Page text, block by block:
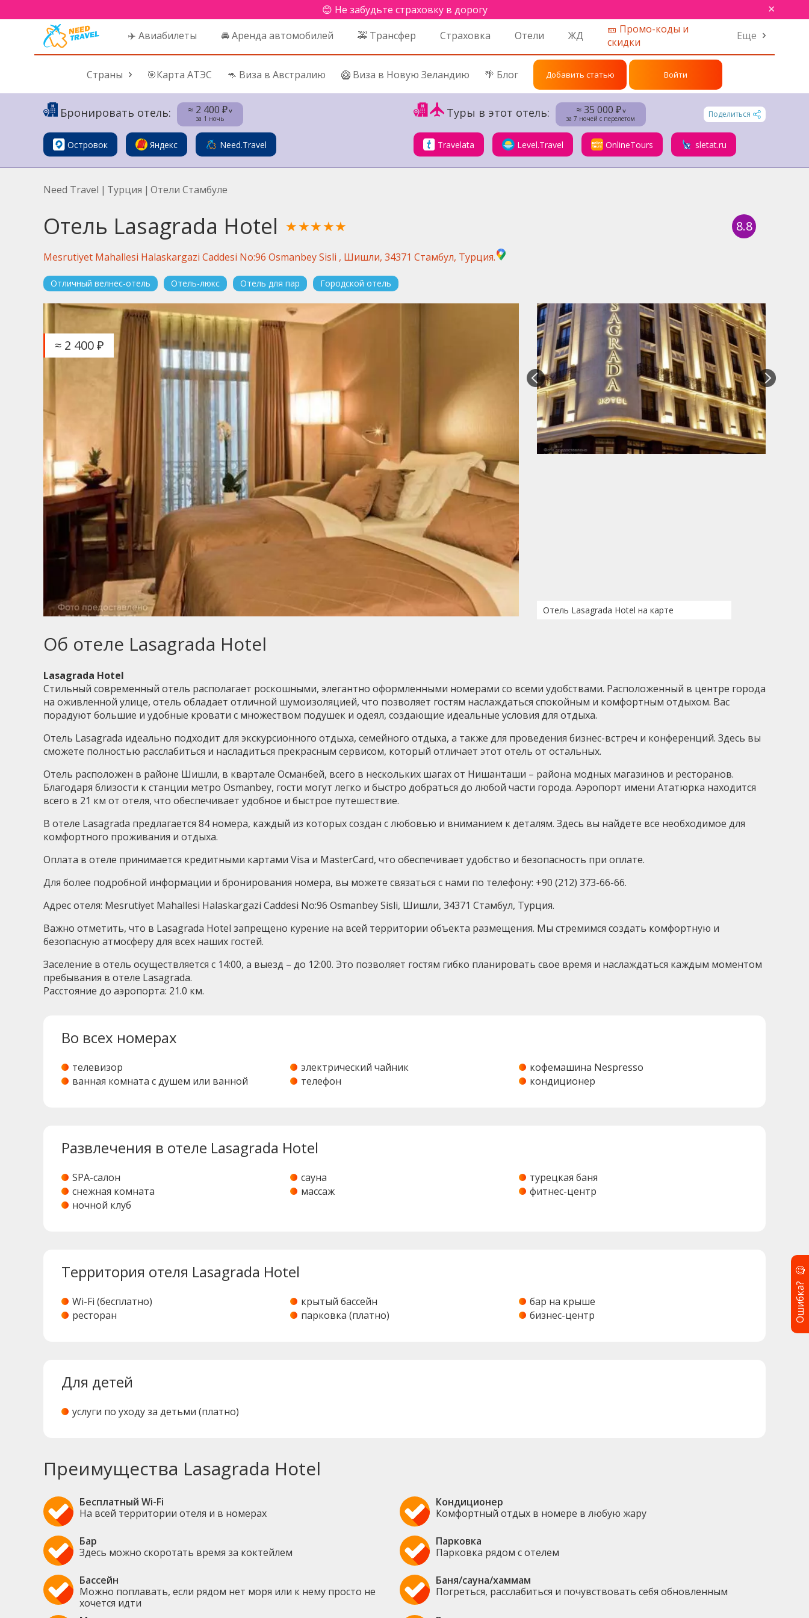
😊 Не забудьте страховку в дорогу ×
✈️ Авиабилеты 🚘 Аренда автомобилей 🚕 Трансфер Страховка Отели ЖД
🎫 Промо-коды и
скидки
Еще
Страны 🎯Карта АТЭС 🦘 Виза в Австралию 🥝 Виза в Новую Зеландию 🌴 Блог Добавить статью Войти
Бронировать отель: ≈ 2 400 ₽˅
за 1 ночь
Островок Яндекс Need.Travel
Туры в этот отель: ≈ 35 000 ₽˅
за 7 ночей с перелетом
Поделиться
Travelata Level.Travel OnlineTours sletat.ru
Need Travel | Турция | Отели Стамбуле
Отель Lasagrada Hotel ★★★★★ 8.8
Mesrutiyet Mahallesi Halaskargazi Caddesi No:96 Osmanbey Sisli , Шишли, 34371 Стамбул, Турция.
Отличный велнес-отель Отель-люкс Отель для пар Городской отель
≈ 2 400 ₽
Отель Lasagrada Hotel на карте
Об отеле Lasagrada Hotel
Lasagrada Hotel
Стильный современный отель располагает роскошными, элегантно оформленными номерами со всеми удобствами. Расположенный в центре города
на оживленной улице, отель обладает отличной шумоизоляцией, что позволяет гостям наслаждаться спокойным и комфортным отдыхом. Вас
порадуют большие и удобные кровати с множеством подушек и одеял, создающие идеальные условия для отдыха.
Отель Lasagrada идеально подходит для экскурсионного отдыха, семейного отдыха, а также для проведения бизнес-встреч и конференций. Здесь вы
сможете полностью расслабиться и насладиться прекрасным сервисом, который отличает этот отель от остальных.
Отель расположен в районе Шишли, в квартале Османбей, всего в нескольких шагах от Нишанташи – района модных магазинов и ресторанов.
Благодаря близости к станции метро Osmanbey, гости могут легко и быстро добраться до любой части города. Аэропорт имени Ататюрка находится
всего в 21 км от отеля, что обеспечивает удобное и быстрое путешествие.
В отеле Lasagrada предлагается 84 номера, каждый из которых создан с любовью и вниманием к деталям. Здесь вы найдете все необходимое для
комфортного проживания и отдыха.
Оплата в отеле принимается кредитными картами Visa и MasterCard, что обеспечивает удобство и безопасность при оплате.
Для более подробной информации и бронирования номера, вы можете связаться с нами по телефону: +90 (212) 373-66-66.
Адрес отеля: Mesrutiyet Mahallesi Halaskargazi Caddesi No:96 Osmanbey Sisli, Шишли, 34371 Стамбул, Турция.
Важно отметить, что в Lasagrada Hotel запрещено курение на всей территории объекта размещения. Мы стремимся создать комфортную и
безопасную атмосферу для всех наших гостей.
Заселение в отель осуществляется с 14:00, а выезд – до 12:00. Это позволяет гостям гибко планировать свое время и наслаждаться каждым моментом
пребывания в отеле Lasagrada.
Расстояние до аэропорта: 21.0 км.
Во всех номерах
телевизор электрический чайник
кофемашина Nespresso
ванная комната с душем или ванной
телефон кондиционер
Развлечения в отеле Lasagrada Hotel
SPA-салон сауна
турецкая баня
снежная комната
массаж
фитнес-центр
ночной клуб
Территория отеля Lasagrada Hotel
Wi-Fi (бесплатно) крытый бассейн
бар на крыше
ресторан
парковка (платно) бизнес-центр
Для детей
услуги по уходу за детьми (платно)
Преимущества Lasagrada Hotel
Бесплатный Wi-Fi
На всей территории отеля и в номерах
Кондиционер
Комфортный отдых в номере в любую жару
Бар
Здесь можно скоротать время за коктейлем
Парковка
Парковка рядом с отелем
Бассейн
Можно поплавать, если рядом нет моря или к нему просто не
хочется идти
Баня/сауна/хаммам
Погреться, расслабиться и почувствовать себя обновленным
Ошибка?
🧐